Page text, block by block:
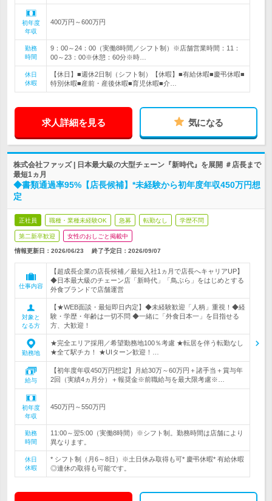
初年度
年収
400万円～600万円
勤務
時間
9：00～24：00（実働8時間／シフト制）※店舗営業時間：11：
00～23：00※休憩：60分※時…
休日
休暇
【休日】■週休2日制（シフト制）【休暇】■有給休暇■慶弔休暇■
特別休暇■産前・産後休暇■育児休暇■介…
求人詳細を見る 気になる
株式会社ファッズ | 日本最大級の大型チェーン『新時代』を展開 ＃店長まで
最短1ヵ月
◆書類通過率95%【店長候補】*未経験から初年度年収450万円想
定
正社員 職種・業種未経験OK 急募 転勤なし 学歴不問
第二新卒歓迎 女性のおしごと掲載中
情報更新日：2026/06/23 終了予定日： 2026/09/07
仕事内容
【超成長企業の店長候補／最短入社1ヵ月で店長へキャリアUP】
◆日本最大級のチェーン店「新時代」「鳥ぶら」をはじめとする
外食ブランドで店舗運営
対象と
なる方
【★WEB面談・最短即日内定】◆未経験歓迎「人柄」重視！◆経
験・学歴・年齢は一切不問 ◆一緒に「外食日本一」を目指せる
方、大歓迎！
勤務地
★完全エリア採用／希望勤務地100％考慮 ★転居を伴う転勤なし
★全て駅チカ！ ★UIターン歓迎！…
給与
【初年度年収450万円想定】月給30万～60万円＋諸手当＋賞与年
2回（実績4ヵ月分）＋報奨金※前職給与を最大限考慮※…
初年度
年収
450万円～550万円
勤務
時間
11:00～翌5:00（実働8時間）※シフト制。勤務時間は店舗により
異なります。
休日
休暇
* シフト制（月6～8日）※土日休み取得も可* 慶弔休暇* 有給休暇
◎連休の取得も可能です。